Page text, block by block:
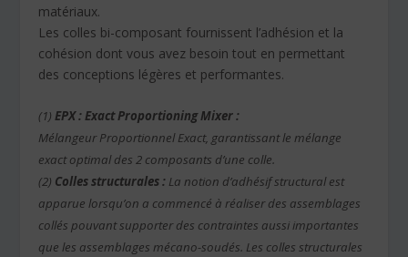
matériaux.
Les colles bi-composant fournissent l’adhésion et la
cohésion dont vous avez besoin tout en permettant
des conceptions légères et performantes.
(1)EPX : Exact Proportioning Mixer :
Mélangeur Proportionnel Exact, garantissant le mélange
exact optimal des 2 composants d’une colle.
(2) Colles structurales : La notion d’adhésif structural est
apparue lorsqu’on a commencé à réaliser des assemblages
collés pouvant supporter des contraintes aussi importantes
que les assemblages mécano-soudés. Les colles structurales